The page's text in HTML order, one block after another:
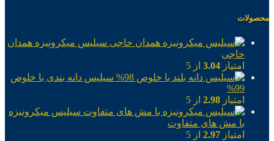
محصولات
سیلیس میکرونیزه همدان
حاجی
امتیاز 3.04 از 5
سیلیس دانه بندی با خلوص
99%
امتیاز 2.98 از 5
سیلیس میکرونیزه
با مش های متفاوت
امتیاز 2.97 از 5